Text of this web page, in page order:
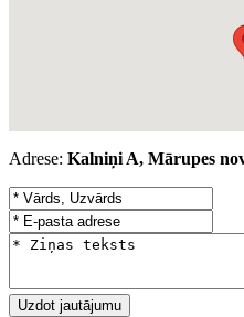
Adrese: Kalniņi A, Mārupes